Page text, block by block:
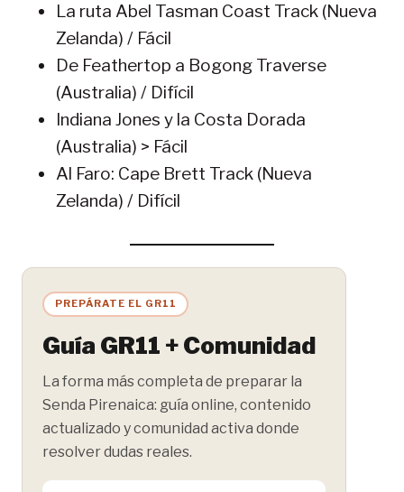
La ruta Abel Tasman Coast Track (Nueva
Zelanda) / Fácil
De Feathertop a Bogong Traverse
(Australia) / Difícil
Indiana Jones y la Costa Dorada
(Australia) > Fácil
Al Faro: Cape Brett Track (Nueva
Zelanda) / Difícil
PREPÁRATE EL GR11
Guía GR11 + Comunidad
La forma más completa de preparar la
Senda Pirenaica: guía online, contenido
actualizado y comunidad activa donde
resolver dudas reales.